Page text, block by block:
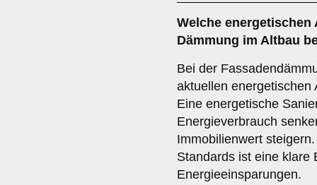
Welche energetischen
Dämmung im Altbau
Bei der
aktuellen energetischen
Eine energetische
Energieverbrauch
Immobilienwert
Standards ist eine klare
Energieeinsparungen.